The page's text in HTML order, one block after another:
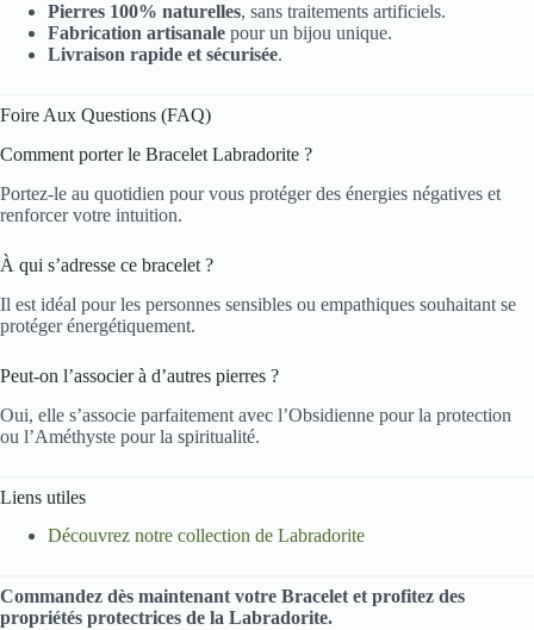
Pierres 100% naturelles, sans traitements artificiels.
Fabrication artisanale pour un bijou unique.
Livraison rapide et sécurisée.
Foire Aux Questions (FAQ)
Comment porter le Bracelet Labradorite ?
Portez-le au quotidien pour vous protéger des énergies négatives et
renforcer votre intuition.
À qui s’adresse ce bracelet ?
Il est idéal pour les personnes sensibles ou empathiques souhaitant se
protéger énergétiquement.
Peut-on l’associer à d’autres pierres ?
Oui, elle s’associe parfaitement avec l’Obsidienne pour la protection
ou l’Améthyste pour la spiritualité.
Liens utiles
Découvrez notre collection de Labradorite
Commandez dès maintenant votre Bracelet et profitez des
propriétés protectrices de la Labradorite.